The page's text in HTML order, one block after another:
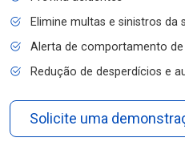
Elimine multas e sinistros da
Alerta de comportamento
Redução de desperdícios e
Solicite uma